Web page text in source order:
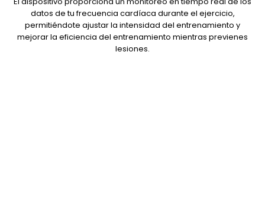
datos de tu frecuencia cardíaca durante el ejercicio,
permitiéndote ajustar la intensidad del entrenamiento y
mejorar la eficiencia del entrenamiento mientras previenes
lesiones.